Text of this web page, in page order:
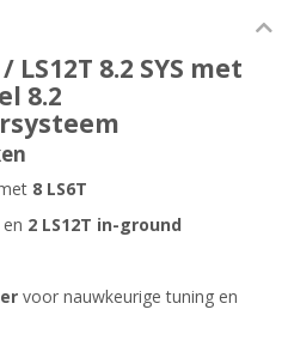
LS12T 8.2 SYS met
8.2
8 LS6T
en 2 LS12T in-ground
voor nauwkeurige tuning en